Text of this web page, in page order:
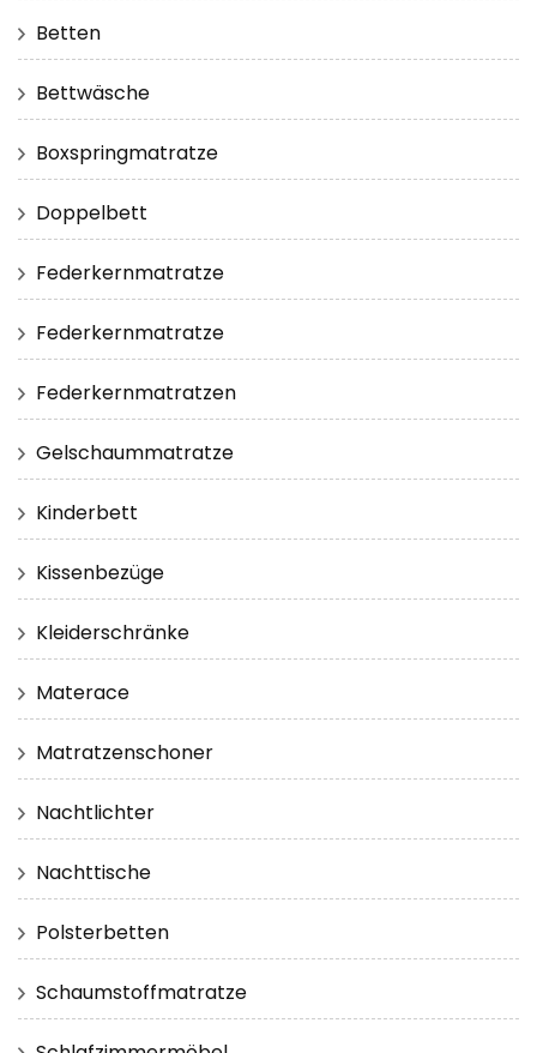
Betten
Bettwäsche
Boxspringmatratze
Doppelbett
Federkernmatratze
Federkernmatratze
Federkernmatratzen
Gelschaummatratze
Kinderbett
Kissenbezüge
Kleiderschränke
Materace
Matratzenschoner
Nachtlichter
Nachttische
Polsterbetten
Schaumstoffmatratze